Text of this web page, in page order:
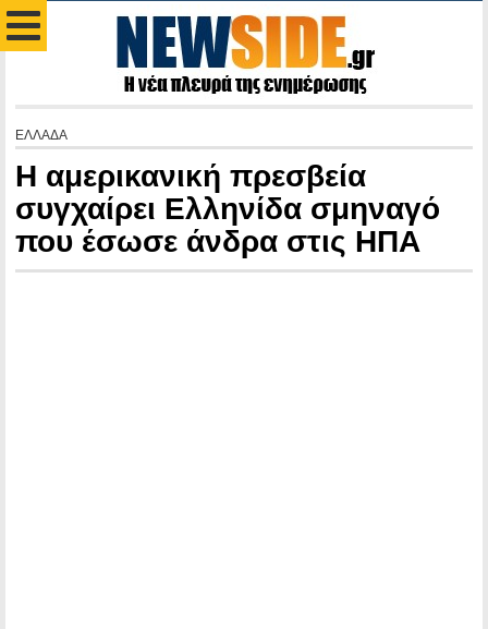
ΕΛΛΑΔΑ
Η αμερικανική πρεσβεία
συγχαίρει Ελληνίδα σμηναγό
που έσωσε άνδρα στις ΗΠΑ